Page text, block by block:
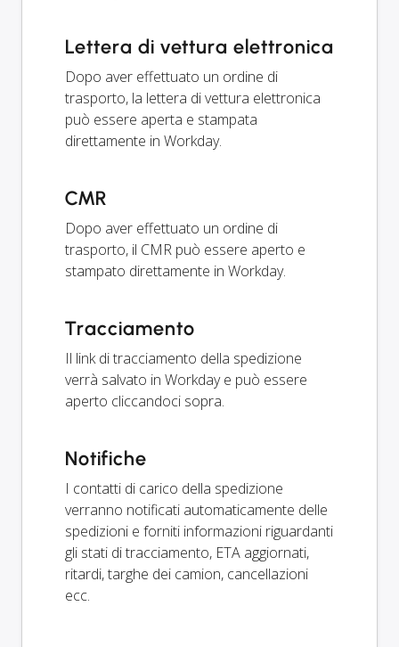
Lettera di vettura elettronica
Dopo aver effettuato un ordine di
trasporto, la lettera di vettura elettronica
può essere aperta e stampata
direttamente in Workday.
CMR
Dopo aver effettuato un ordine di
trasporto, il CMR può essere aperto e
stampato direttamente in Workday.
Tracciamento
Il link di tracciamento della spedizione
verrà salvato in Workday e può essere
aperto cliccandoci sopra.
Notifiche
I contatti di carico della spedizione
verranno notificati automaticamente delle
spedizioni e forniti informazioni riguardanti
gli stati di tracciamento, ETA aggiornati,
ritardi, targhe dei camion, cancellazioni
ecc.